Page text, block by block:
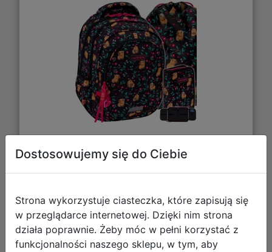
186,85 zł
Galeria zdjęć
Dostosowujemy się do Ciebie
Strona wykorzystuje ciasteczka, które zapisują się
w przeglądarce internetowej. Dzięki nim strona
działa poprawnie. Żeby móc w pełni korzystać z
funkcjonalności naszego sklepu, w tym, aby